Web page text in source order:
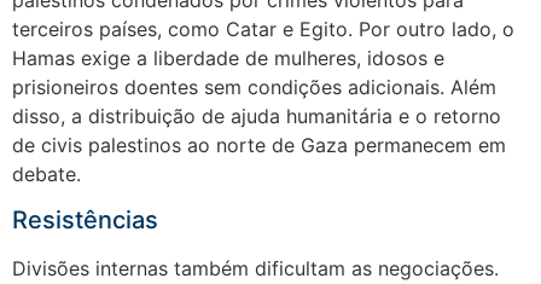
terceiros países, como Catar e Egito. Por outro lado, o
Hamas exige a liberdade de mulheres, idosos e
prisioneiros doentes sem condições adicionais. Além
disso, a distribuição de ajuda humanitária e o retorno
de civis palestinos ao norte de Gaza permanecem em
debate.
Resistências
Divisões internas também dificultam as negociações.